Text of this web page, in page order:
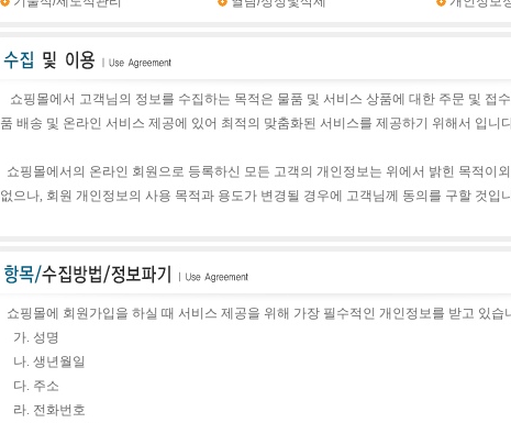
쇼핑몰에서 고객님의 정보를 수집하는 목적은 물품 및 서비스 상품에 대한 주문 및 접수
품 배송 및 온라인 서비스 제공에 있어 최적의 맞춤화된 서비스를 제공하기 위해서 입니
쇼핑몰에서의 온라인 회원으로 등록하신 모든 고객의 개인정보는 위에서 밝힌 목적이
없으나, 회원 개인정보의 사용 목적과 용도가 변경될 경우에 고객님께 동의를 구할 것 입
쇼핑몰에 회원가입을 하실 때 서비스 제공을 위해 가장 필수적인 개인정보를 받고 있습
가. 성명
나. 생년월일
다. 주소
라. 전화번호